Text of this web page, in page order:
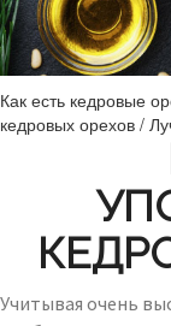
Как есть кедровые
кедровых орехов /
Учитывая очень